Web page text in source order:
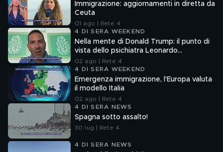
Immigrazione: aggiornamenti in diretta da
Ceuta
01 ago | Rete 4
4 DI SERA WEEKEND
Nella mente di Donald Trump: il punto di
vista dello psichiatra Leonardo
Mendolicchio
02 ago | Rete 4
4 DI SERA WEEKEND
Emergenza immigrazione, l'Europa valuta
il modello Italia
02 ago | Rete 4
4 DI SERA NEWS
Spagna sotto assalto!
30 lug | Rete 4
4 DI SERA NEWS